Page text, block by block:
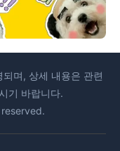
며, 상세 내용은 관련
기 바랍니다.